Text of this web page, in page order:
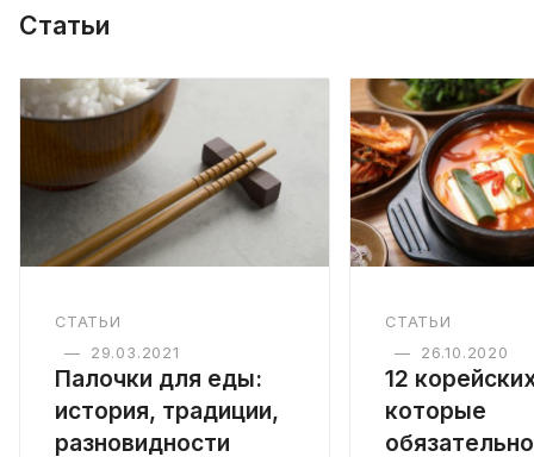
Статьи
СТАТЬИ
—
29.03.2021
Палочки для еды:
история, традиции,
разновидности
СТАТЬИ
—
26.10.2020
12
которые